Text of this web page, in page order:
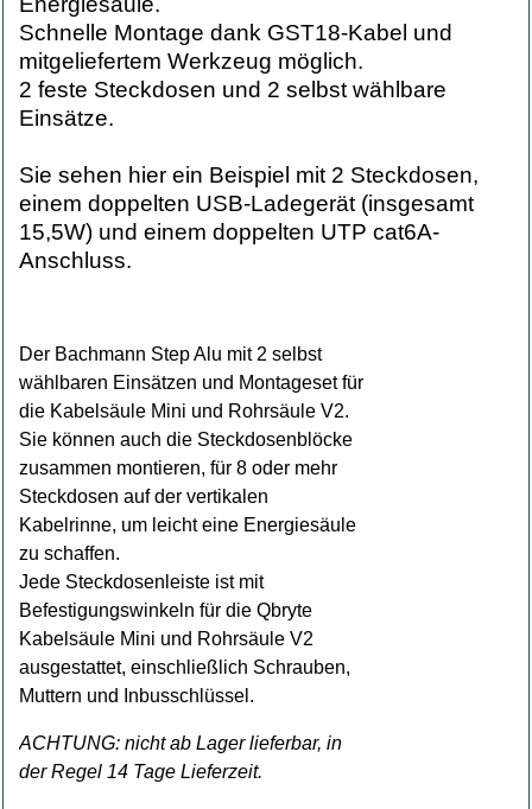
Schnelle Montage dank GST18-Kabel und
mitgeliefertem Werkzeug möglich.
2 feste Steckdosen und 2 selbst wählbare
Einsätze.
Sie sehen hier ein Beispiel mit 2 Steckdosen,
einem doppelten USB-Ladegerät (insgesamt
15,5W) und einem doppelten UTP cat6A-
Anschluss.
Der Bachmann Step Alu mit 2 selbst
wählbaren Einsätzen und Montageset für
die Kabelsäule Mini und Rohrsäule V2.
Sie können auch die Steckdosenblöcke
zusammen montieren, für 8 oder mehr
Steckdosen auf der vertikalen
Kabelrinne, um leicht eine Energiesäule
zu schaffen.
Jede Steckdosenleiste ist mit
Befestigungswinkeln für die Qbryte
Kabelsäule Mini und Rohrsäule V2
ausgestattet, einschließlich Schrauben,
Muttern und Inbusschlüssel.
ACHTUNG: nicht ab Lager lieferbar, in
der Regel 14 Tage Lieferzeit.